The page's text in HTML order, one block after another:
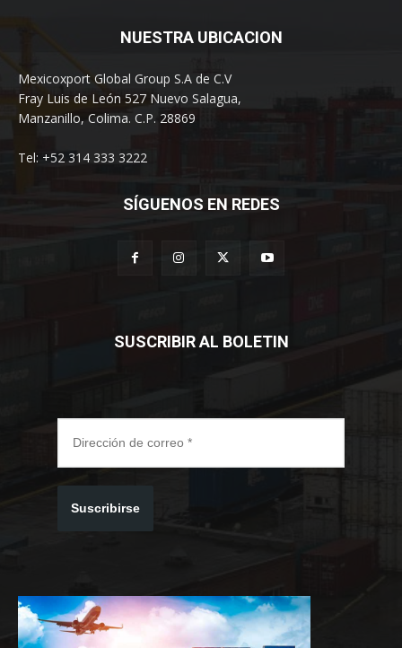
NUESTRA UBICACION
Mexicoxport Global Group S.A de C.V
Fray Luis de León 527 Nuevo Salagua,
Manzanillo, Colima. C.P. 28869
Tel: +52 314 333 3222
SÍGUENOS EN REDES
SUSCRIBIR AL BOLETIN
Suscribirse